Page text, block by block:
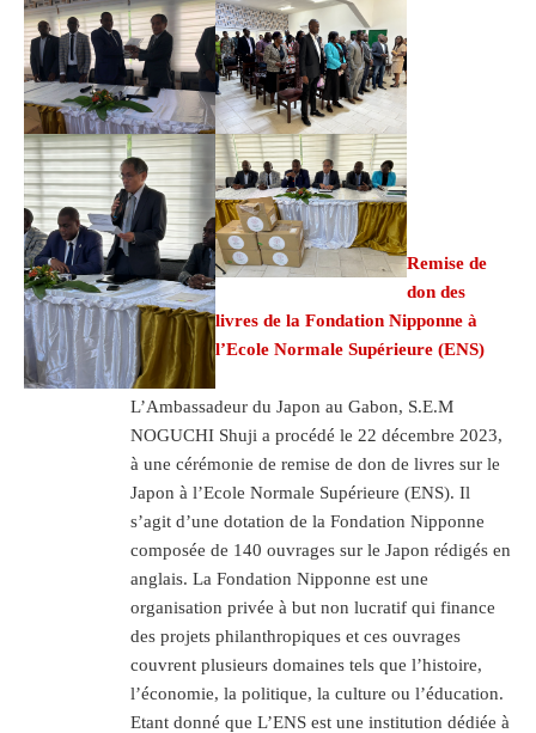
Remise de
don des
livres de la Fondation Nipponne à
l’Ecole Normale Supérieure (ENS)
L’Ambassadeur du Japon au Gabon, S.E.M
NOGUCHI Shuji a procédé le 22 décembre 2023,
à une cérémonie de remise de don de livres sur le
Japon à l’Ecole Normale Supérieure (ENS). Il
s’agit d’une dotation de la Fondation Nipponne
composée de 140 ouvrages sur le Japon rédigés en
anglais. La Fondation Nipponne est une
organisation privée à but non lucratif qui finance
des projets philanthropiques et ces ouvrages
couvrent plusieurs domaines tels que l’histoire,
l’économie, la politique, la culture ou l’éducation.
Etant donné que L’ENS est une institution dédiée à